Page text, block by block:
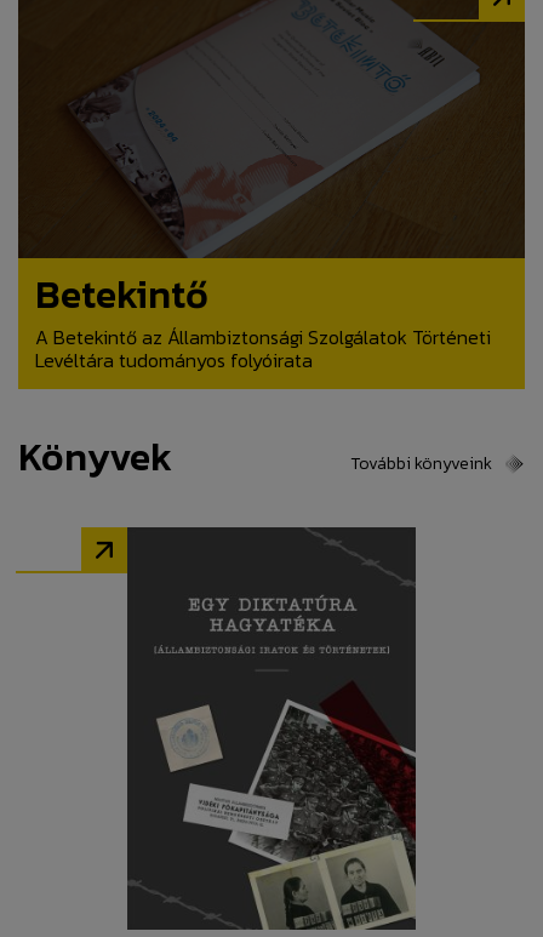
Betekintő
A Betekintő az Állambiztonsági Szolgálatok Történeti
Levéltára tudományos folyóirata
Könyvek További könyveink